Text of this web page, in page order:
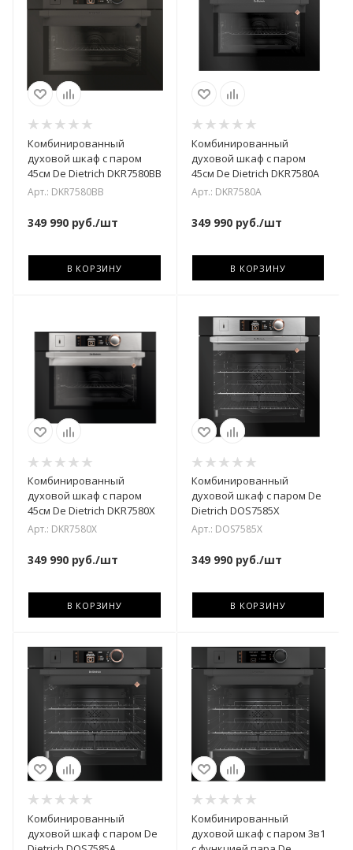
Комбинированный
духовой шкаф с паром
45см De Dietrich DKR7580BB
Арт.: DKR7580BB
349 990 руб./шт
В КОРЗИНУ
Комбинированный
духовой шкаф с паром
45см De Dietrich DKR7580A
Арт.: DKR7580A
349 990руб./шт
В КОРЗИНУ
Комбинированный
духовой шкаф с паром
45см De Dietrich DKR7580X
Арт.: DKR7580X
349 990 руб./шт
В КОРЗИНУ
Комбинированный
духовой шкаф с паром De
Dietrich DOS7585X
Арт.: DOS7585X
349 990руб./шт
В КОРЗИНУ
Комбинированный
духовой шкаф с паром De
Комбинированный
духовой шкаф с паром 3в1